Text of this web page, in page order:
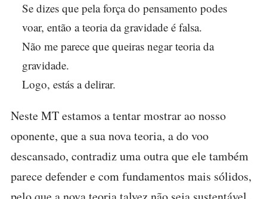
Se dizes que pela força do pensamento podes
voar, então a teoria da gravidade é falsa.
Não me parece que queiras negar teoria da
gravidade.
Logo, estás a delirar.
Neste MT estamos a tentar mostrar ao nosso
oponente, que a sua nova teoria, a do voo
descansado, contradiz uma outra que ele também
parece defender e com fundamentos mais sólidos,